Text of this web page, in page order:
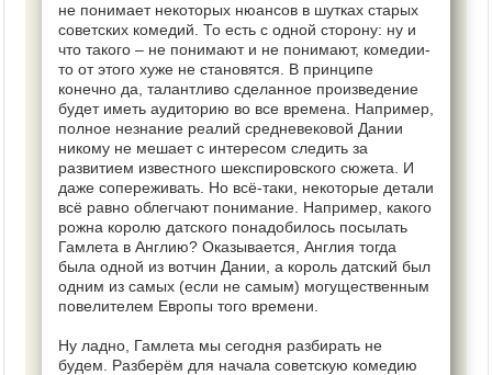
не понимает некоторых нюансов в шутках старых
советских комедий. То есть с одной сторону: ну и
что такого – не понимают и не понимают, комедии-
то от этого хуже не становятся. В принципе
конечно да, талантливо сделанное произведение
будет иметь аудиторию во все времена. Например,
полное незнание реалий средневековой Дании
никому не мешает с интересом следить за
развитием известного шекспировского сюжета. И
даже сопереживать. Но всё-таки, некоторые детали
всё равно облегчают понимание. Например, какого
рожна королю датского понадобилось посылать
Гамлета в Англию? Оказывается, Англия тогда
была одной из вотчин Дании, а король датский был
одним из самых (если не самым) могущественным
повелителем Европы того времени.
Ну ладно, Гамлета мы сегодня разбирать не
будем. Разберём для начала советскую комедию